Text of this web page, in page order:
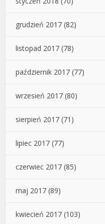
grudzień 2017 (82)
listopad 2017 (78)
październik 2017 (77)
wrzesień 2017 (80)
sierpień 2017 (71)
lipiec 2017 (77)
czerwiec 2017 (85)
maj 2017 (89)
kwiecień 2017 (103)